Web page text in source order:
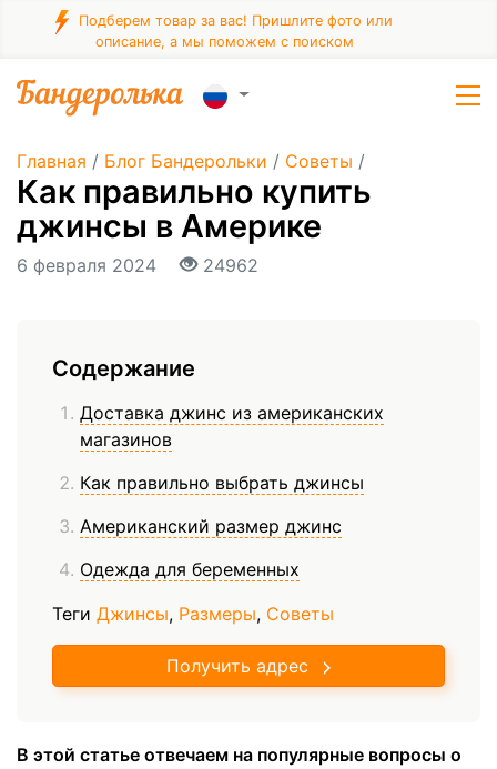
Подберем товар за вас! Пришлите фото или
описание, а мы поможем с поиском
Главная / Блог Бандерольки / Советы /
Как правильно купить
джинсы в Америке
6 февраля 2024 24962
Содержание
Доставка джинс из американских
магазинов
Как правильно выбрать джинсы
Американский размер джинс
Одежда для беременных
Теги Джинсы, Размеры, Советы
Получить адрес
В этой статье отвечаем на популярные вопросы о